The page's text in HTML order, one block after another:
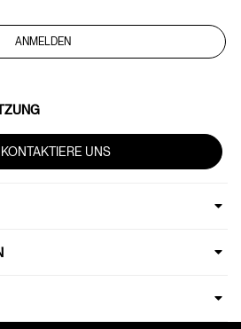
ANMELDEN
KONTAKTIERE UNS